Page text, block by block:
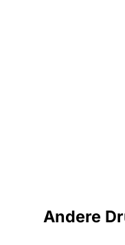
Andere